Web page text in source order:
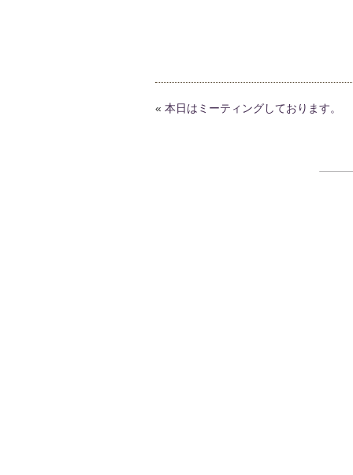
« 本日はミーティングしております。